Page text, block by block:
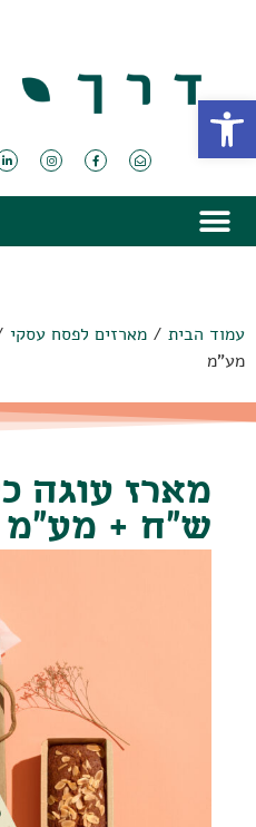
פתח סרגל נגישות
עמוד הבית / מארזים לפסח עסקי
מע"מ
ש"ח + מע"מ